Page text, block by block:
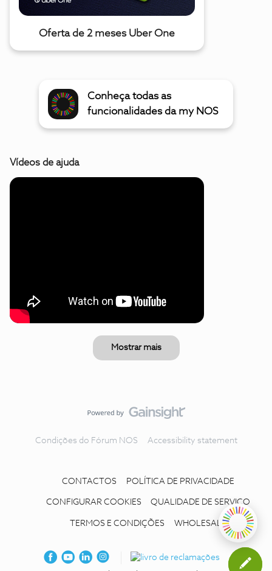
Oferta de 2 meses Uber One
Conheça todas as
funcionalidades da my NOS
Vídeos de ajuda
Mostrar mais
Condições do Fórum NOS Accessibility statement
CONTACTOS POLÍTICA DE PRIVACIDADE
CONFIGURAR COOKIES QUALIDADE DE SERVIÇO
TERMOS E CONDIÇÕES WHOLESALE